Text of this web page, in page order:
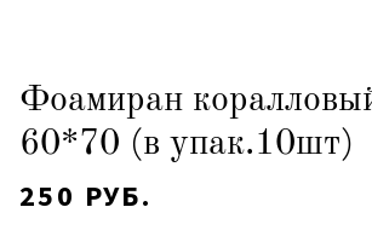
Фоамиран
60*70 (в упак.10шт)
250 РУБ.